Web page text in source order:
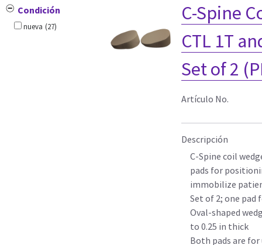
Condición
nueva (27)
C-Spine
CTL 1T
Set of 2
Artículo No.
Descripción
C-Spine coil
pads for
immobilize
Set of 2; one pad
Oval-shaped
to 0.25 in thick
Both pads are for